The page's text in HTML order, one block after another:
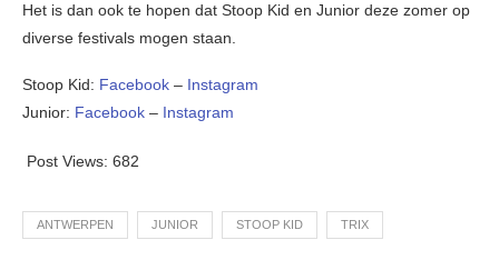
Het is dan ook te hopen dat Stoop Kid en Junior deze zomer op
diverse festivals mogen staan.
Stoop Kid: Facebook – Instagram
Junior: Facebook – Instagram
Post Views: 682
ANTWERPEN JUNIOR STOOP KID TRIX